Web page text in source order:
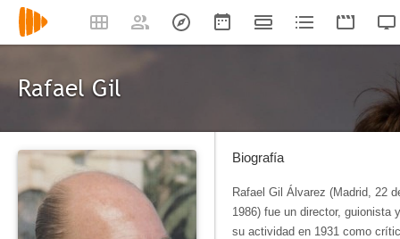
Rafael Gil
Biografía
Rafael Gil Álvarez (Madrid, 22
1986) fue un director, guionista
su actividad en 1931 como